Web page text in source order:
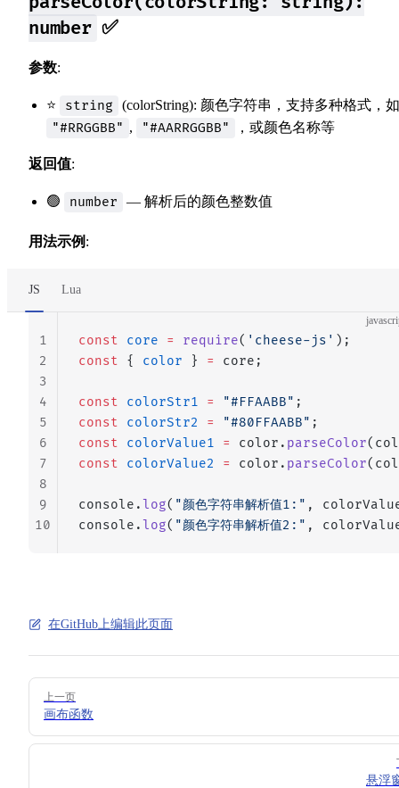
number ✅
参数:
⭐ string
(colorString): 颜色字符串，支持多种格式，如
"#RRGGBB" , "#AARRGGBB" ，或颜色名称等
返回值:
🟢 number — 解析后的颜色整数值
用法示例 :
JS Lua
const core = require( 'cheese-js' );
const { color } = core;
const colorStr1 = "#FFAABB" ;
const colorStr2 = "#80FFAABB" ;
const colorValue1 = color. parseColor
const colorValue2 = color. parseColor
console.log( "颜色字符串解析值1:" ,
console.log( "颜色字符串解析值2:" ,
1
2
3
4
5
6
7
8
9
10
在GitHub上编辑此页面
Pager
上一页
画布函数
悬浮